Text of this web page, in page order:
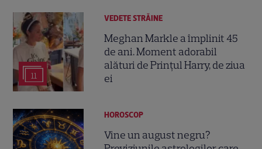
11
VEDETE STRĂINE
Meghan Markle a împlinit 45
de ani. Moment adorabil
alături de Prințul Harry, de ziua
ei
HOROSCOP
Vine un august negru?